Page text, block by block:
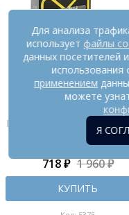
Светодиодная LED
ElectroKot Atomic 12
PY21W BAU15S
718 ₽ 1 960 ₽
КУПИТЬ
Для анализа
использует файлы
данных посетителей
использования
применением
можете
Я